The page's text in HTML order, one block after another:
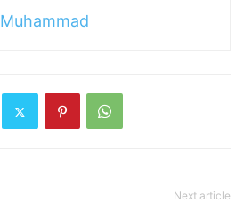
Muhammad
Next article